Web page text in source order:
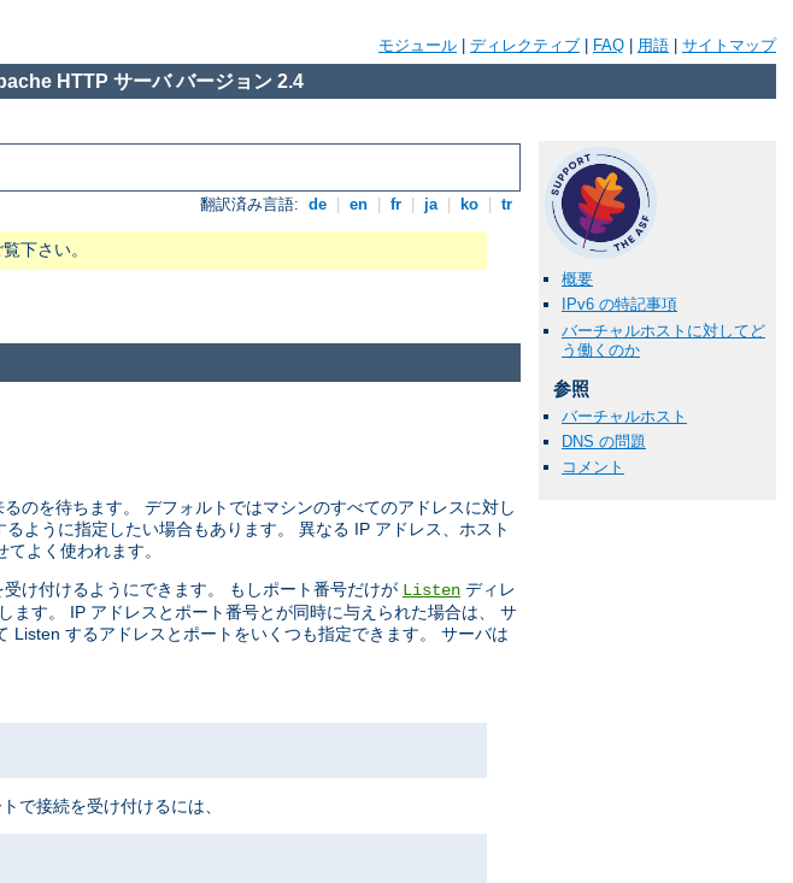
モジュール ディレクティブ FAQ 用語 サイトマップ
HTTP サーバ バージョン 2.4
翻訳済み言語: de en fr ja ko tr
下さい。
概要
IPv6 の特記事項
バーチャルホストに対してど
う働くのか
参照
バーチャルホスト
DNS の問題
コメント
のを待ちます。 デフォルトではマシンのすべてのアドレスに対し
ように指定したい場合もあります。 異なる IP アドレス、ホスト
よく使われます。
け付けるようにできます。 もしポート番号だけが Listen ディレ
す。 IP アドレスとポート番号とが同時に与えられた場合は、 サ
Listen するアドレスとポートをいくつも指定できます。 サーバは
で接続を受け付けるには、